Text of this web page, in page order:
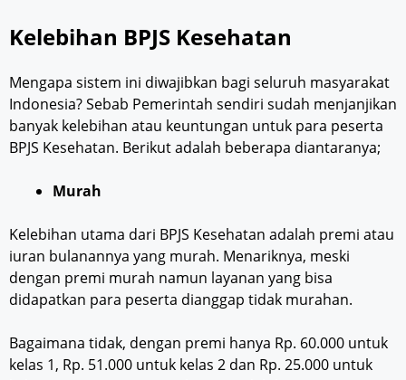
Kelebihan BPJS Kesehatan
Mengapa sistem ini diwajibkan bagi seluruh masyarakat
Indonesia? Sebab Pemerintah sendiri sudah menjanjikan
banyak kelebihan atau keuntungan untuk para peserta
BPJS Kesehatan. Berikut adalah beberapa diantaranya;
Murah
Kelebihan utama dari BPJS Kesehatan adalah premi atau
iuran bulanannya yang murah. Menariknya, meski
dengan premi murah namun layanan yang bisa
didapatkan para peserta dianggap tidak murahan.
Bagaimana tidak, dengan premi hanya Rp. 60.000 untuk
kelas 1, Rp. 51.000 untuk kelas 2 dan Rp. 25.000 untuk